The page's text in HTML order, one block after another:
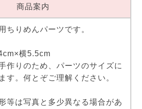
商品案内
ちりめんパーツです。
横5.5cm
作りのため、パーツのサイズに
す。何とぞご理解ください。
等は写真と多少異なる場合があ